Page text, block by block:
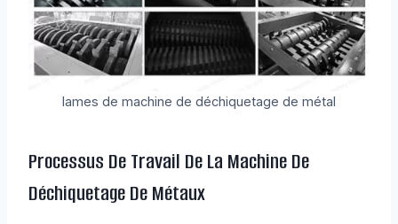
lames de machine de déchiquetage de métal
Processus De Travail De La Machine De
Déchiquetage De Métaux